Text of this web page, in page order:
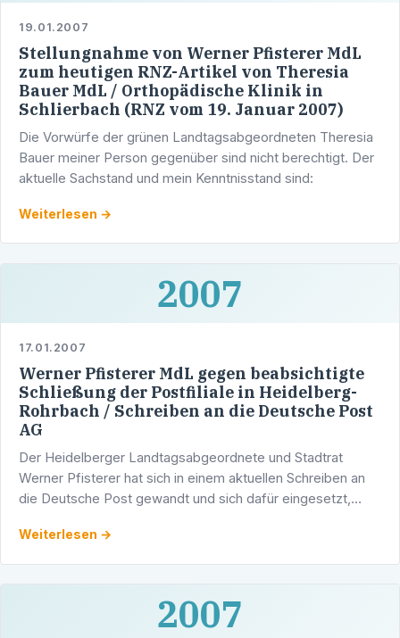
19.01.2007
Stellungnahme von Werner Pfisterer MdL
zum heutigen RNZ-Artikel von Theresia
Bauer MdL / Orthopädische Klinik in
Schlierbach (RNZ vom 19. Januar 2007)
Die Vorwürfe der grünen Landtagsabgeordneten Theresia
Bauer meiner Person gegenüber sind nicht berechtigt. Der
aktuelle Sachstand und mein Kenntnisstand sind:
Weiterlesen →
2007
17.01.2007
Werner Pfisterer MdL gegen beabsichtigte
Schließung der Postfiliale in Heidelberg-
Rohrbach / Schreiben an die Deutsche Post
AG
Der Heidelberger Landtagsabgeordnete und Stadtrat
Werner Pfisterer hat sich in einem aktuellen Schreiben an
die Deutsche Post gewandt und sich dafür eingesetzt,
Weiterlesen →
2007